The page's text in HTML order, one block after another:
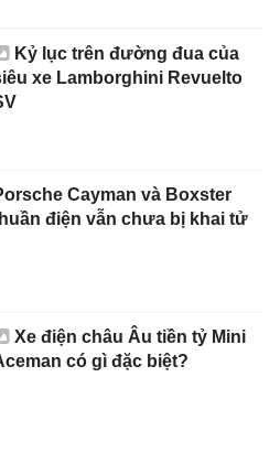
Kỷ lục trên đường đua của
xe Lamborghini Revuelto
Cayman và Boxster
điện vẫn chưa bị khai tử
Xe điện châu Âu tiền tỷ Mini
có gì đặc biệt?